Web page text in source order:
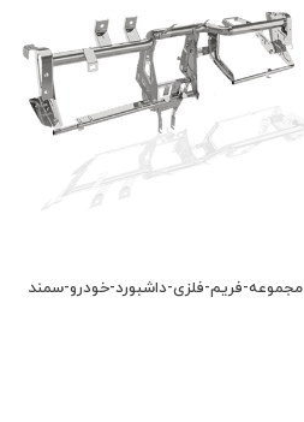
مجموعه-فریم-فلزی-داشبورد-خودرو-سمند